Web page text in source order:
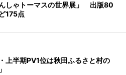
しゃトーマスの世界展」 出版80
175点
上半期PV1位は秋田ふるさと村の